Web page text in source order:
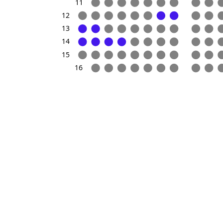
Имя *
Телефон
Я
11
12
13
14
15
16